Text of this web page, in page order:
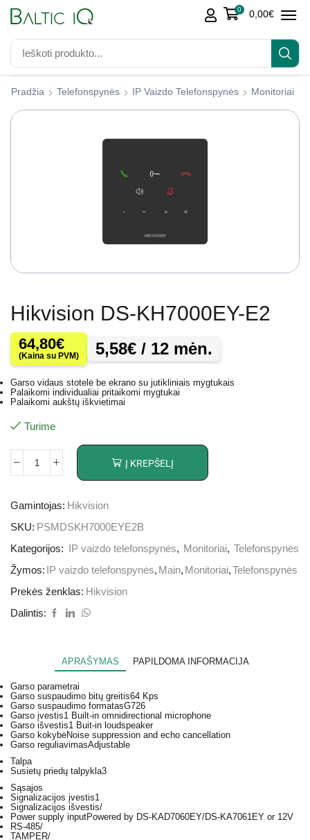
0 0,00€
Pradžia Telefonspynės IP Vaizdo Telefonspynės Monitoriai
Hikvision DS-KH7000EY-E2
64,80€
(Kaina su PVM) 5,58€ / 12 mėn.
Garso vidaus stotelė be ekrano su jutikliniais mygtukais
Palaikomi individualiai pritaikomi mygtukai
Palaikomi aukštų iškvietimai
Turime
Į KREPŠELĮ
Gamintojas: Hikvision
SKU: PSMDSKH7000EYE2B
Kategorijos:
IP vaizdo telefonspynės, Monitoriai, Telefonspynės
Žymos: IP vaizdo telefonspynės, Main, Monitoriai,Telefonspynės
Prekės ženklas: Hikvision
Dalintis:
APRAŠYMAS PAPILDOMA INFORMACIJA
Garso parametrai
Garso suspaudimo bitų greitis64 Kps
Garso suspaudimo formatasG726
Garso įvestis1 Built-in omnidirectional microphone
Garso išvestis1 Buit-in loudspeaker
Garso kokybėNoise suppression and echo cancellation
Garso reguliavimasAdjustable
Talpa
Susietų priedų talpykla3
Sąsajos
Signalizacijos įvestis1
Signalizacijos išvestis/
Power supply inputPowered by DS-KAD7060EY/DS-KA7061EY or 12V
RS-485/
TAMPER/